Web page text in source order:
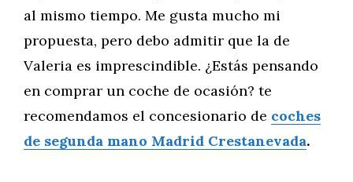
al mismo tiempo. Me gusta mucho mi
propuesta, pero debo admitir que la de
Valeria es imprescindible. ¿Estás pensando
en comprar un coche de ocasión? te
recomendamos el concesionario de coches
de segunda mano Madrid Crestanevada.